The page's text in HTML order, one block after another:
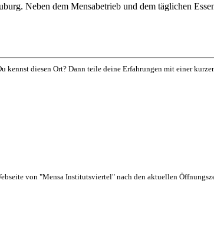
Neben dem Mensabetrieb und dem täglichen
kennst diesen Ort? Dann teile deine Erfahrungen mit einer
von "Mensa Institutsviertel" nach den aktuellen